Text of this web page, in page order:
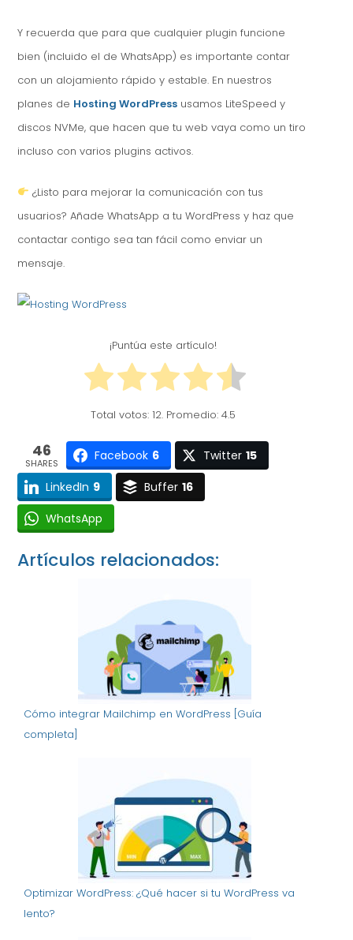
Y recuerda que para que cualquier plugin funcione
bien (incluido el de WhatsApp) es importante contar
con un alojamiento rápido y estable. En nuestros
planes de Hosting WordPress usamos LiteSpeed y
discos NVMe, que hacen que tu web vaya como un tiro
incluso con varios plugins activos.
¿Listo para mejorar la comunicación con tus
usuarios? Añade WhatsApp a tu WordPress y haz que
contactar contigo sea tan fácil como enviar un
mensaje.
¡Puntúa este artículo!
Total votos: 12. Promedio: 4.5
46
SHARES Facebook 6 Twitter 15
LinkedIn 9 Buffer 16
WhatsApp
Artículos relacionados:
Cómo integrar Mailchimp en WordPress [Guía
completa]
Optimizar WordPress: ¿Qué hacer si tu WordPress va
lento?